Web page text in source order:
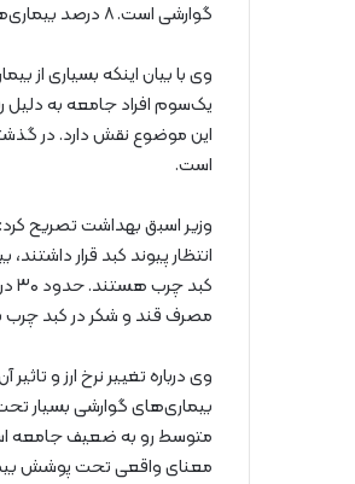
گوارشی است. ۸ درصد بیماری‌ها در سطح جهان، بیماری‌های گوارشی است.
وی با بیان اینکه بسیاری
یک‌سوم افراد جامعه به
این موضوع نقش دارد. در
است.
وزیر اسبق بهداشت تصریح
مصرف قند و شکر در کبد چرب
وی درباره تغییر نرخ ارز و
بیماری‌های گوارشی بسیار
متوسط رو به ضعیف جامعه
معنای واقعی تحت پوشش